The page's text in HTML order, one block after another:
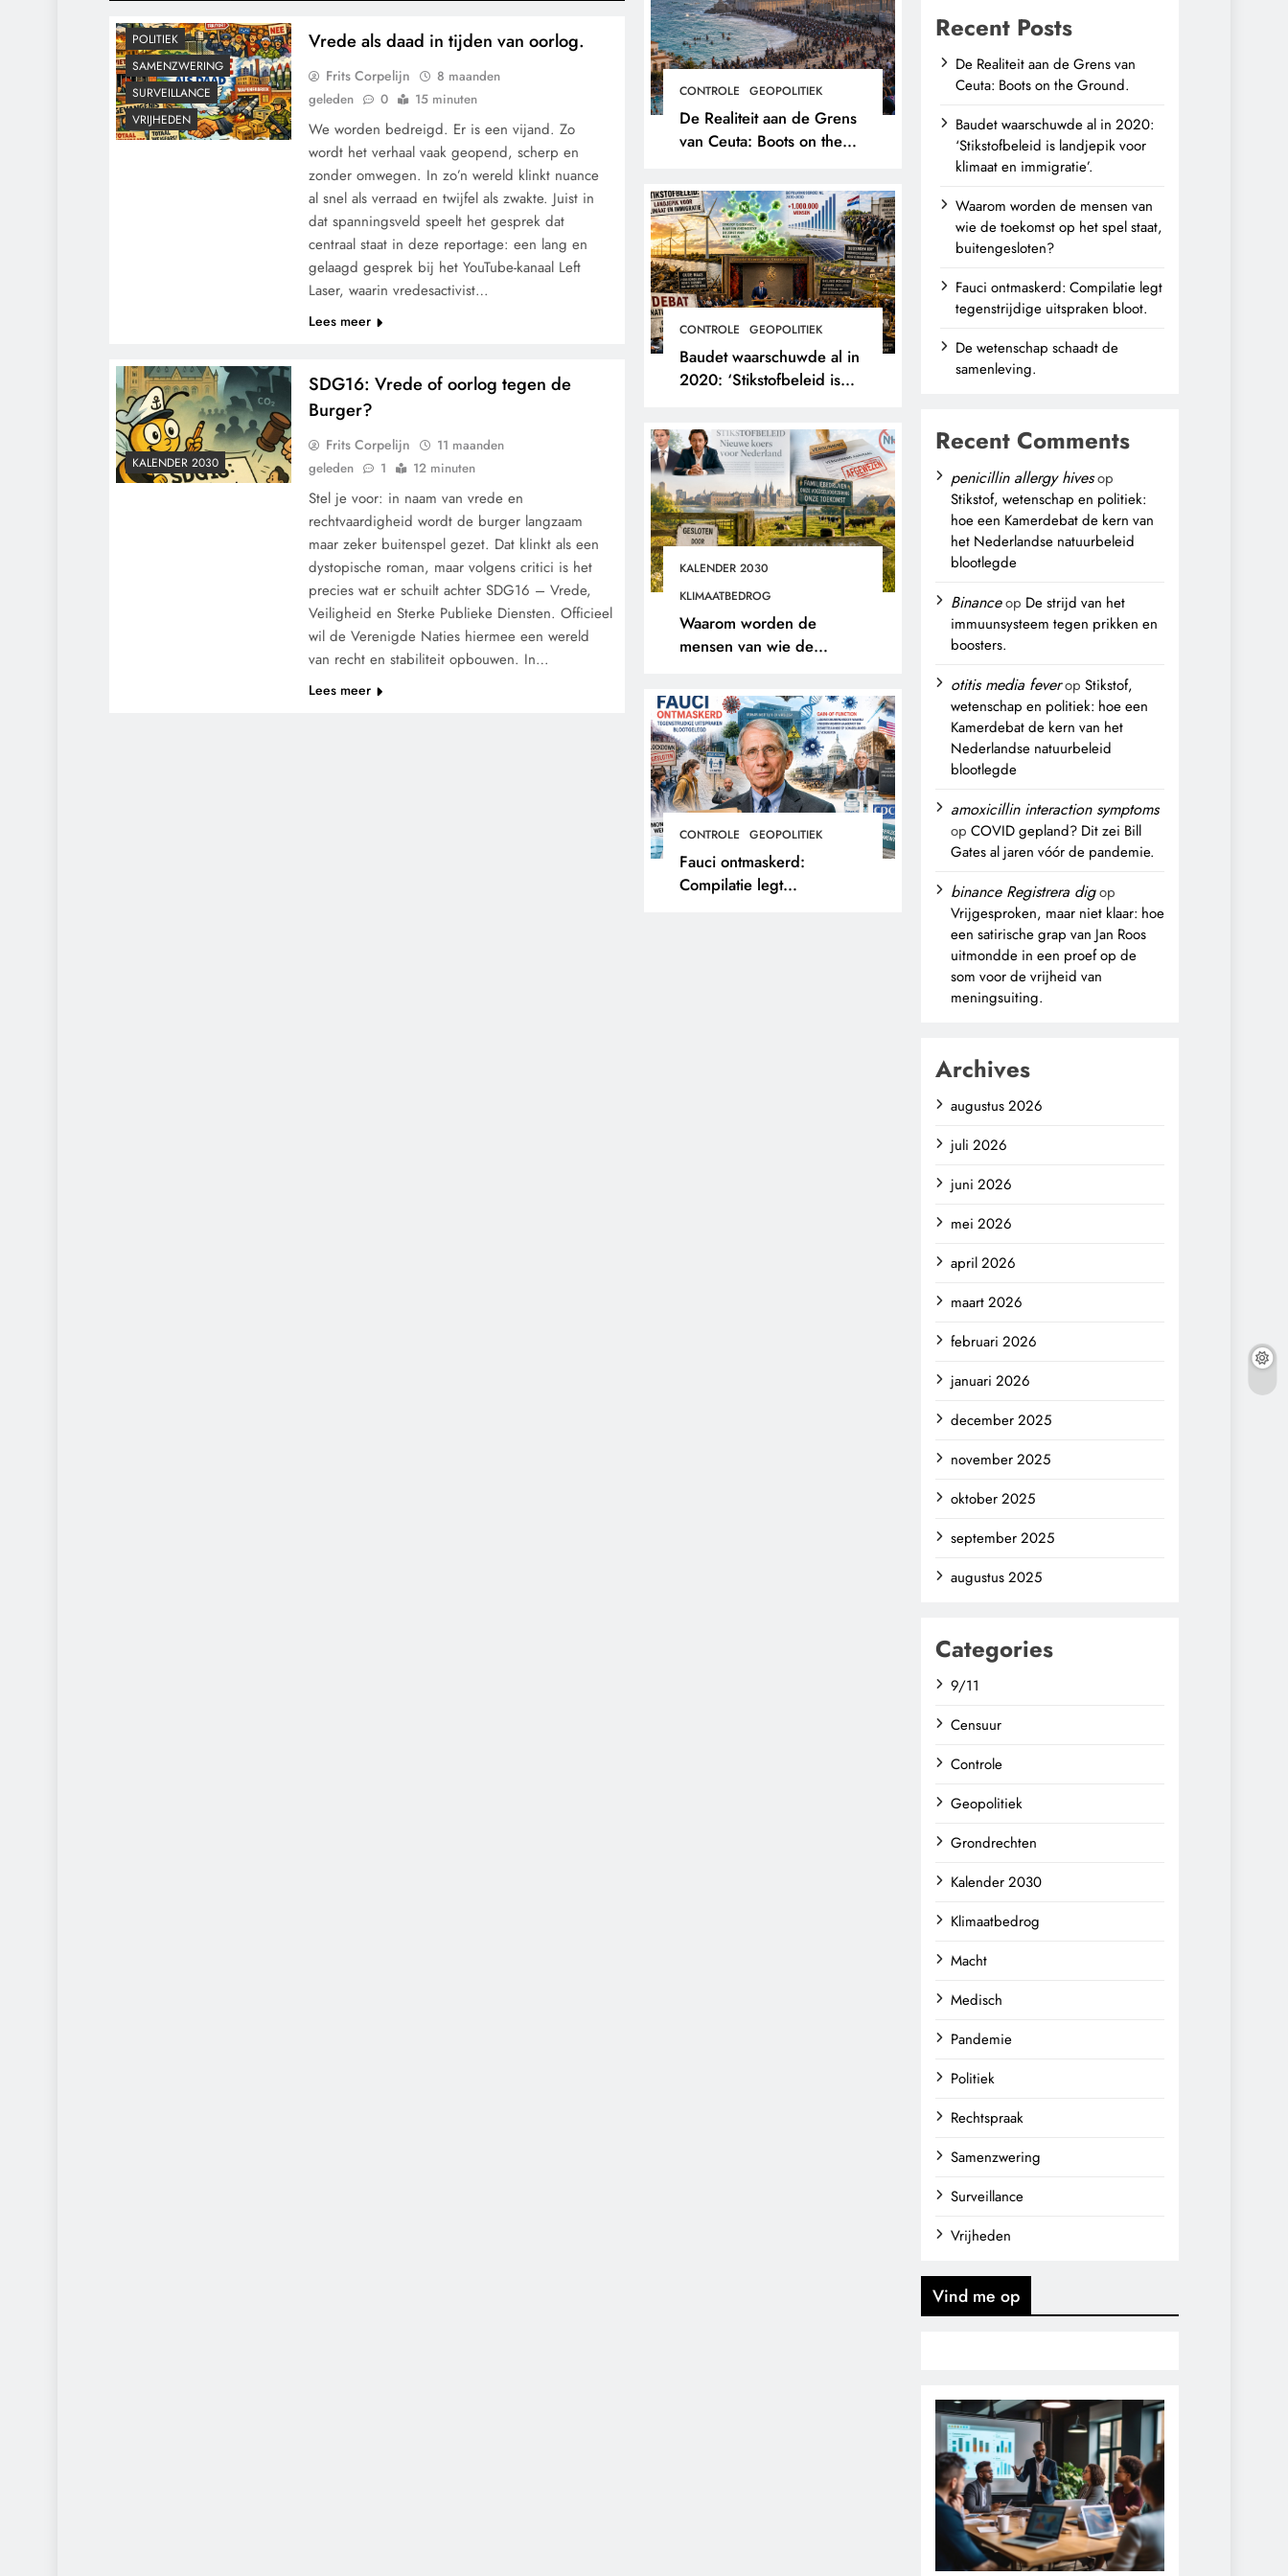
CONTROLE GEOPOLITIEK
De Realiteit aan de Grens
van Ceuta: Boots on the
CONTROLE GEOPOLITIEK
Baudet waarschuwde al in
2020: ‘Stikstofbeleid is
immigratie’.
KALENDER 2030
KLIMAATBEDROG
Waarom worden de
mensen van wie de
buitengesloten?
CONTROLE GEOPOLITIEK
Fauci ontmaskerd:
Compilatie legt
POLITIEK
SAMENZWERING
SURVEILLANCE
VRIJHEDEN
Vrede als daad in tijden van oorlog.
Frits Corpelijn
8 maanden
geleden
0 15 minuten
We worden bedreigd. Er is een vijand. Zo
wordt het verhaal vaak geopend, scherp en
zonder omwegen. In zo’n wereld klinkt nuance
al snel als verraad en twijfel als zwakte. Juist in
dat spanningsveld speelt het gesprek dat
centraal staat in deze reportage: een lang en
gelaagd gesprek bij het YouTube-kanaal Left
Laser, waarin vredesactivist…
Lees meer
KALENDER 2030
SDG16: Vrede of oorlog tegen de
Burger?
Frits Corpelijn
11 maanden
geleden
1 12 minuten
Stel je voor: in naam van vrede en
rechtvaardigheid wordt de burger langzaam
maar zeker buitenspel gezet. Dat klinkt als een
dystopische roman, maar volgens critici is het
precies wat er schuilt achter SDG16 – Vrede,
Veiligheid en Sterke Publieke Diensten. Officieel
wil de Verenigde Naties hiermee een wereld
van recht en stabiliteit opbouwen. In…
Lees meer
Recent Posts
De Realiteit aan de Grens van
Ceuta: Boots on the Ground.
Baudet waarschuwde al in 2020:
‘Stikstofbeleid is landjepik voor
klimaat en immigratie’.
Waarom worden de mensen van
wie de toekomst op het spel staat,
buitengesloten?
Fauci ontmaskerd: Compilatie legt
tegenstrijdige uitspraken bloot.
De wetenschap schaadt de
samenleving.
Recent Comments
penicillin allergy hivesop
Stikstof, wetenschap en politiek:
hoe een Kamerdebat de kern van
het Nederlandse natuurbeleid
blootlegde
Binanceop De strijd van het
immuunsysteem tegen prikken en
boosters.
otitis media feverop Stikstof,
wetenschap en politiek: hoe een
Kamerdebat de kern van het
Nederlandse natuurbeleid
blootlegde
amoxicillin interaction symptoms
op COVID gepland? Dit zei Bill
Gates al jaren vóór de pandemie.
binance Registrera digop
Vrijgesproken, maar niet klaar: hoe
een satirische grap van Jan Roos
uitmondde in een proef op de
som voor de vrijheid van
meningsuiting.
Archives
augustus 2026
juli 2026
juni 2026
mei 2026
april 2026
maart 2026
februari 2026
januari 2026
december 2025
november 2025
oktober 2025
september 2025
augustus 2025
Categories
9/11
Censuur
Controle
Geopolitiek
Grondrechten
Kalender 2030
Klimaatbedrog
Macht
Medisch
Pandemie
Politiek
Rechtspraak
Samenzwering
Surveillance
Vrijheden
Vind me op